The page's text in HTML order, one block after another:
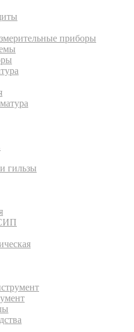
приборы
гильзы